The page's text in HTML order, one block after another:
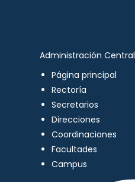
Administración Central
Página principal
Rectoría
Secretarios
Direcciones
Coordinaciones
Facultades
Campus